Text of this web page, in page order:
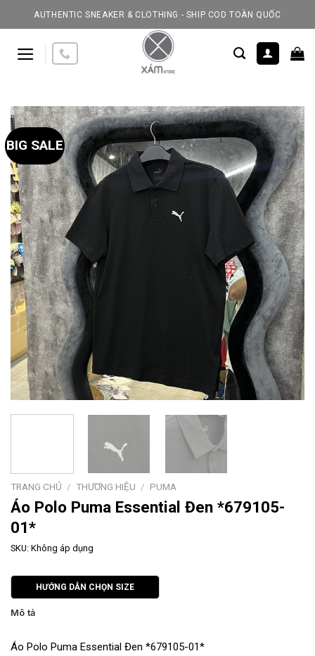
to
AUTHENTIC SNEAKER & CLOTHING - SHIP COD TOÀN QUỐC
BIG SALE
TRANG CHỦ / THƯƠNG HIỆU / PUMA
Áo Polo Puma Essential Đen *679105-
01*
SKU: Không áp dụng
HƯỚNG DẪN CHỌN SIZE
Mô tả
Áo Polo Puma Essential Đen *679105-01*